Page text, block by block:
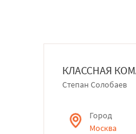
КЛАССНАЯ
Степан Солобаев
Город
Москва